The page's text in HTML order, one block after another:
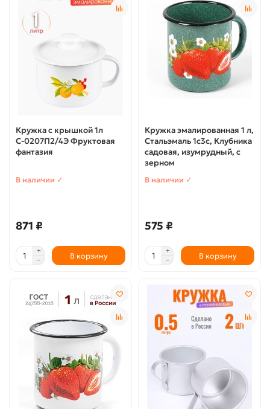
Кружка с крышкой 1л
С-0207П2/4Э Фруктовая
фантазия
В наличии ✓
871 ₽
В корзину
Кружка эмалированная 1 л,
Стальэмаль 1с3с, Клубника
садовая, изумрудный, с
зерном
В наличии ✓
575 ₽
В корзину